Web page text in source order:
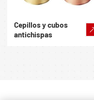
Cepillos y cubos
antichispas